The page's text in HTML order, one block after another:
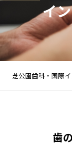
イ
芝公園歯科・国際
歯